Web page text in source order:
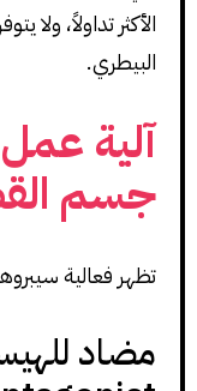
الأكثر تداولاً،
البيطري.
آلية عمل
جسم
تظهر فعالية